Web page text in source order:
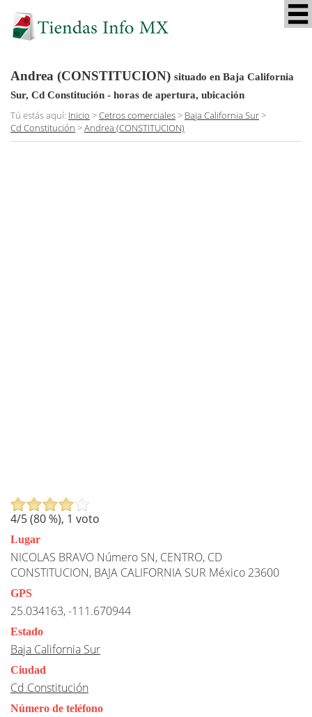
Andrea (CONSTITUCION) situado en Baja California
Sur, Cd Constitución - horas de apertura, ubicación
Tú estás aquí: Inicio >Cetros comerciales> Baja California Sur>
Cd Constitución >Andrea (CONSTITUCION)
4/5 (80%), 1 voto
Lugar
NICOLAS BRAVO Número SN, CENTRO, CD
CONSTITUCION, BAJA CALIFORNIA SUR México 23600
GPS
25.034163, -111.670944
Estado
Baja California Sur
Ciudad
Cd Constitución
Número de teléfono